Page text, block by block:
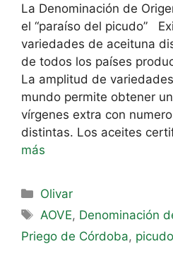
La Denominación de
el “paraíso del picudo”
variedades de aceituna
de todos los países
La amplitud de
mundo permite obtener
vírgenes extra con
distintas. Los aceites
más
Olivar
AOVE, Denominación
Priego de Córdoba, picudo